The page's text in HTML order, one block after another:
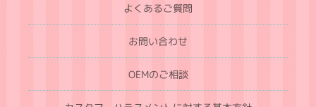
よくあるご質問
お問い合わせ
OEMのご相談